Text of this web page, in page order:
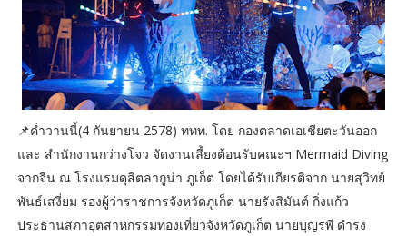
📌ค่ำวานนี้(4 กันยายน 2578) ททท. โดย กองตลาดเอเชียตะวันออก
และ สำนักงานกว่างโจว จัดงานเลี้ยงต้อนรับคณะฯ Mermaid Diving
จากจีน ณ โรงแรมดุสิตลากูน่า ภูเก็ต โดยได้รับเกียรติจาก นายสุวิทย์
พันธ์เสงี่ยม รองผู้ว่าราชการจังหวัดภูเก็ต นายรังสิมันต์ กิ่งแก้ว
ประธานสภาอุตสาหกรรมท่องเที่ยวจังหวัดภูเก็ต นายบุญรพี ดำรง